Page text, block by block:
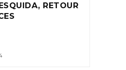
RETOUR